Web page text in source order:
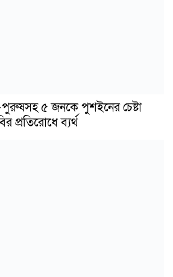
পুরুষসহ ৫ জনকে পুশইনের চেষ্টা
প্রতিরোধে ব্যর্থ